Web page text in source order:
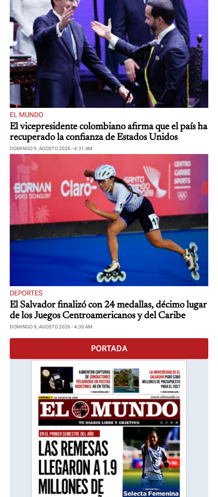
EL MUNDO
El vicepresidente colombiano afirma que el país ha
recuperado la confianza de Estados Unidos
DOMINGO 9, AGOSTO 2026 - 4:31 AM
DEPORTES
El Salvador finalizó con 24 medallas, décimo lugar
de los Juegos Centroamericanos y del Caribe
DOMINGO 9, AGOSTO 2026 - 4:30 AM
PORTADA